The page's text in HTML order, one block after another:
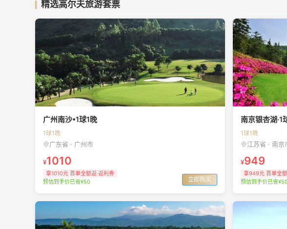
精选高尔夫旅游套票
广州南沙•1球1晚
1球1晚
广东省 · 广州市
¥1010
享1010元 首单全额返·返利券
预估到手价已省¥50
立即购买
南京银杏湖·1
1球1晚
江苏省 · 南京
¥949
享949元 首单全
预估到手价已省